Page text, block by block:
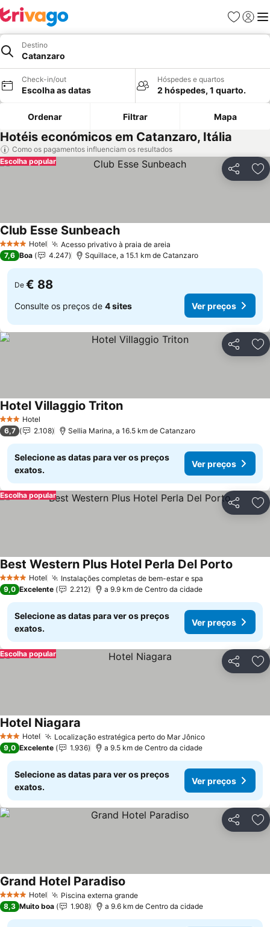
Favoritos
Iniciar
Destino
Catanzaro
Check-in/out
Escolha as datas
Hóspedes e quartos
2 hóspedes, 1 quarto.
Ordenar Filtrar Mapa
Hotéis económicos em Catanzaro, Itália
Como os pagamentos influenciam os resultados
Partilhar
Escolha popular
4 EstrelasHotel Acesso privativo à praia de areia
Club Esse SunbeachVer preços
7,6 Boa 4.247 Squillace, a 15.1 km de Catanzaro
De € 88
Consulte os preços de 4 sites Ver preços
Partilhar
3 EstrelasHotel
Hotel Villaggio TritonVer preços
6,7 2.108 Sellia Marina, a 16.5 km de Catanzaro
Selecione as datas para ver os preços
exatos.
Ver preços
Partilhar
Escolha popular
4 EstrelasHotel Instalações completas de bem-estar e spa
Best Western Plus Hotel Perla Del Porto
9,0 Excelente 2.212 a 9.9 km de Centro da cidade
Selecione as datas para ver os preços
exatos.
Ver preços
Partilhar
Escolha popular
3 EstrelasHotel Localização estratégica perto do Mar JônicoVer preços
Hotel Niagara
9,0 Excelente 1.936 a 9.5 km de Centro da cidade
Selecione as datas para ver os preços
exatos.
Ver preços
Partilhar
4 EstrelasHotel Piscina externa grandeVer preços
Grand Hotel Paradiso
8,3 Muito boa 1.908 a 9.6 km de Centro da cidade